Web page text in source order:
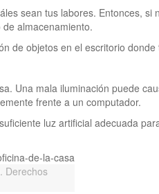
sean tus labores. Entonces, si
almacenamiento.
de objetos en el escritorio
Una mala iluminación puede
frente a un computador.
luz artificial adecuada
Derechos